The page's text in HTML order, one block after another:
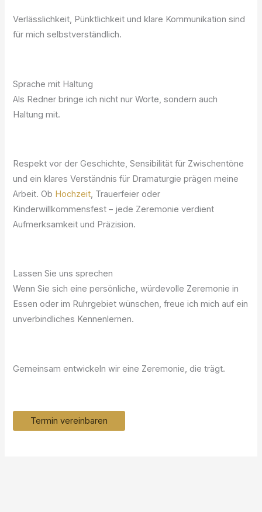
Verlässlichkeit, Pünktlichkeit und klare Kommunikation sind
für mich selbstverständlich.
Sprache mit Haltung
Als Redner bringe ich nicht nur Worte, sondern auch
Haltung mit.
Respekt vor der Geschichte, Sensibilität für Zwischentöne
und ein klares Verständnis für Dramaturgie prägen meine
Arbeit. Ob Hochzeit, Trauerfeier oder
Kinderwillkommensfest – jede Zeremonie verdient
Aufmerksamkeit und Präzision.
Lassen Sie uns sprechen
Wenn Sie sich eine persönliche, würdevolle Zeremonie in
Essen oder im Ruhrgebiet wünschen, freue ich mich auf ein
unverbindliches Kennenlernen.
Gemeinsam entwickeln wir eine Zeremonie, die trägt.
Termin vereinbaren